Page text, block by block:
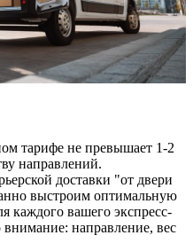
тарифе не превышает 1-2
направлений.
доставки "от двери
выстроим оптимальную
каждого вашего экспресс-
направление, вес